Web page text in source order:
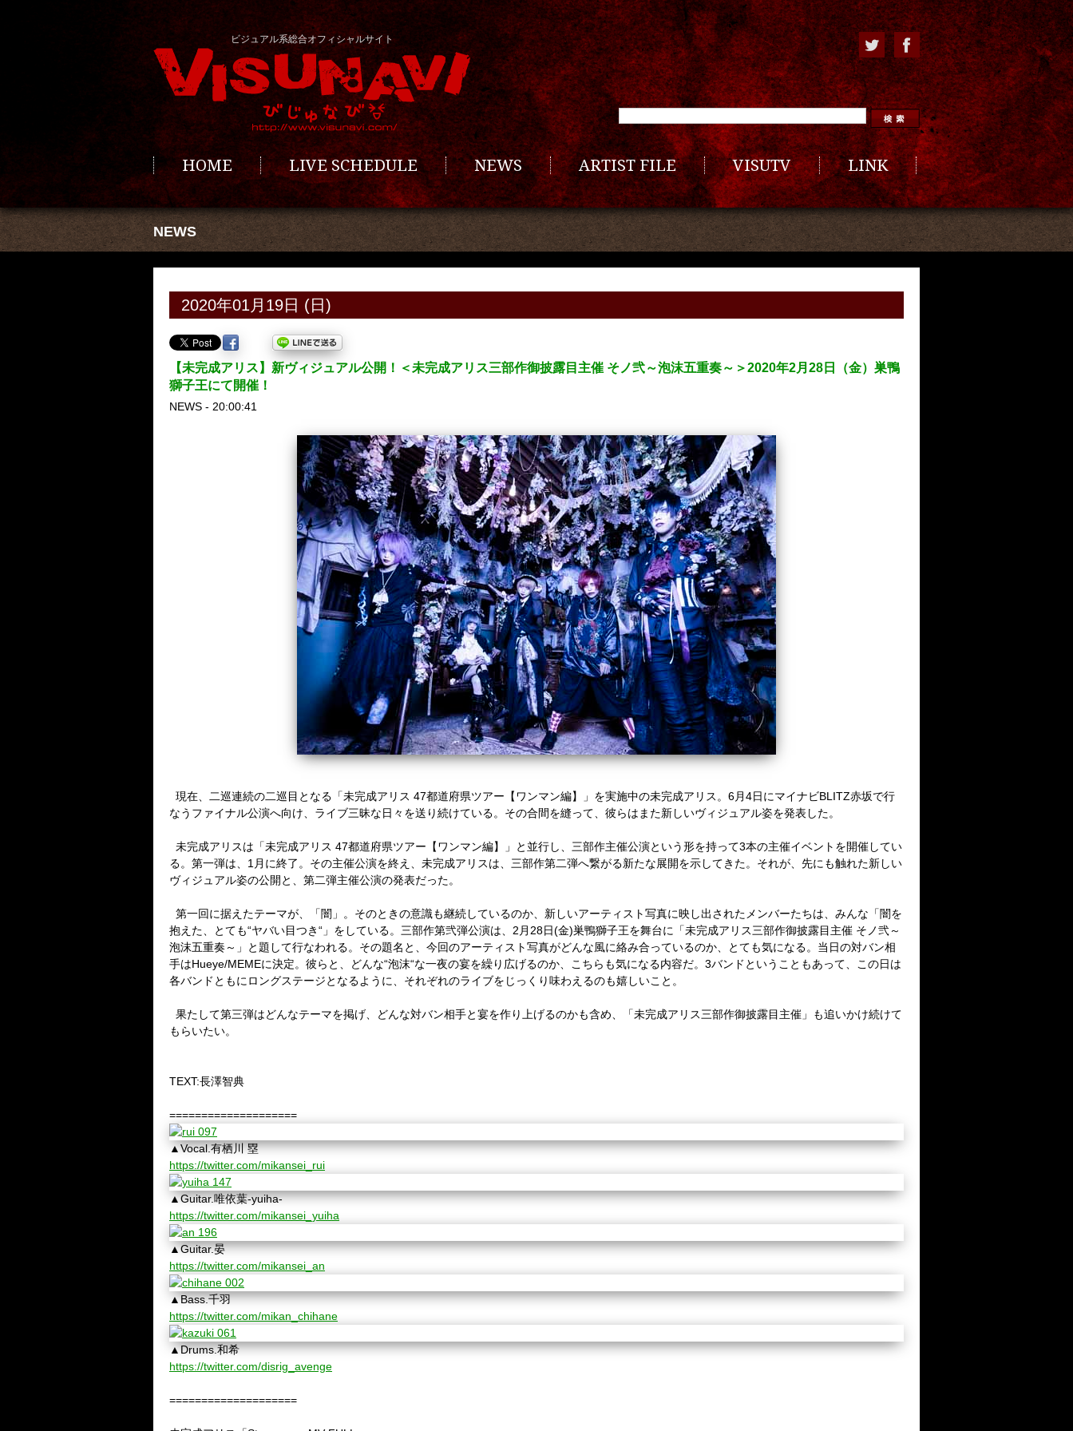
ビジュアル系総合オフィシャルサイト
HOME LIVE SCHEDULE NEWS ARTIST FILE VISUTV LINK
NEWS
2020年01月19日 (日)
【未完成アリス】新ヴィジュアル公開！＜未完成アリス三部作御披露目主催 そノ弐～泡沫五重奏～＞2020年2月28日（金）巣鴨
獅子王にて開催！
NEWS - 20:00:41
現在、二巡連続の二巡目となる「未完成アリス 47都道府県ツアー【ワンマン編】」を実施中の未完成アリス。 6月4日にマイナビBLITZ赤坂で行
なうファイナル公演へ向け、ライブ三昧な日々を送り続けている。その合間を縫って、彼らはまた新しいヴィジュアル姿を発表した。
未完成アリスは「未完成アリス 47都道府県ツアー【ワンマン編】」と並行し、三部作主催公演という形を持って3本の主催イベントを開催してい
る。第一弾は、 1 月に終了。その主催公演を終え、未完成アリスは、三部作第二弾へ繋がる新たな展開を示してきた。それが、先にも触れた新しい
ヴィジュアル姿の公開と、第二弾主催公演の発表だった。
第一回に据えたテーマが、「闇」。そのときの意識も継続しているのか、新しいアーティスト写真に映し出されたメンバーたちは、みんな「闇を
抱えた、とても“ヤバい目つき“ 」をしている。三部作第弐弾公演は、 2 月 28日(金)巣鴨獅子王を舞台に「未完成アリス三部作御披露目主催 そノ弐～
泡沫五重奏～」と題して行なわれる。その題名と、今回のアーティスト写真がどんな風に絡み合っているのか、とても気になる。当日の対バン相
手はHueye/MEMEに決定。彼らと、どんな“泡沫“な一夜の宴を繰り広げるのか、こちらも気になる内容だ。 3バンドということもあって、この日は
各バンドともにロングステージとなるように、それぞれのライブをじっくり味わえるのも嬉しいこと。
果たして第三弾はどんなテーマを掲げ、どんな対バン相手と宴を作り上げるのかも含め、「未完成アリス三部作御披露目主催」も追いかけ続けて
もらいたい。
TEXT:長澤智典
====================
▲Vocal.有栖川 塁
https://twitter.com/mikansei_rui
▲Guitar.唯依葉-yuiha-
https://twitter.com/mikansei_yuiha
▲Guitar.晏
https://twitter.com/mikansei_an
▲Bass.千羽
https://twitter.com/mikan_chihane
▲Drums.和希
https://twitter.com/disrig_avenge
====================